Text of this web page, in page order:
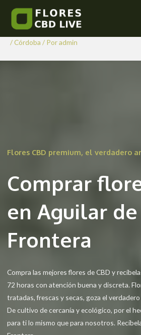
contenido
Comprar Flores
de la Frontera
/Córdoba / Poradmin
Flores CBD premium, el verdadero
Comprar
en Aguilar
Frontera
Compra las mejores flores de CBD y
72 horas con atención buena y discreta.
tratadas, frescas y secas, goza el
De cultivo de cercanía y ecológico, por el
para ti lo mismo que para nosotros.